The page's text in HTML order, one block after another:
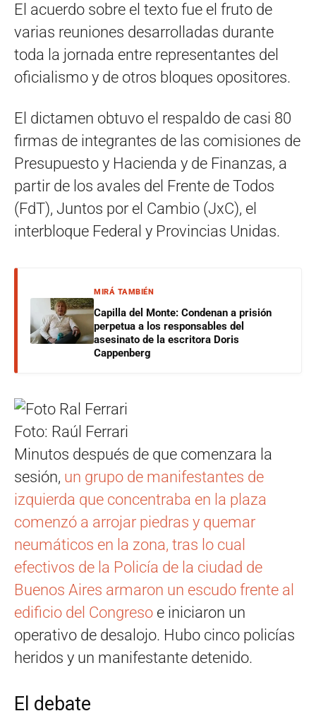
El acuerdo sobre el texto fue el fruto de
varias reuniones desarrolladas durante
toda la jornada entre representantes del
oficialismo y de otros bloques opositores.
El dictamen obtuvo el respaldo de casi 80
firmas de integrantes de las comisiones de
Presupuesto y Hacienda y de Finanzas, a
partir de los avales del Frente de Todos
(FdT), Juntos por el Cambio (JxC), el
interbloque Federal y Provincias Unidas.
MIRÁ TAMBIÉN
Capilla del Monte: Condenan a prisión
perpetua a los responsables del
asesinato de la escritora Doris
Cappenberg
Foto: Raúl Ferrari
Minutos después de que comenzara la
sesión, un grupo de manifestantes de
izquierda que concentraba en la plaza
comenzó a arrojar piedras y quemar
neumáticos en la zona, tras lo cual
efectivos de la Policía de la ciudad de
Buenos Aires armaron un escudo frente al
edificio del Congreso e iniciaron un
operativo de desalojo. Hubo cinco policías
heridos y un manifestante detenido.
El debate